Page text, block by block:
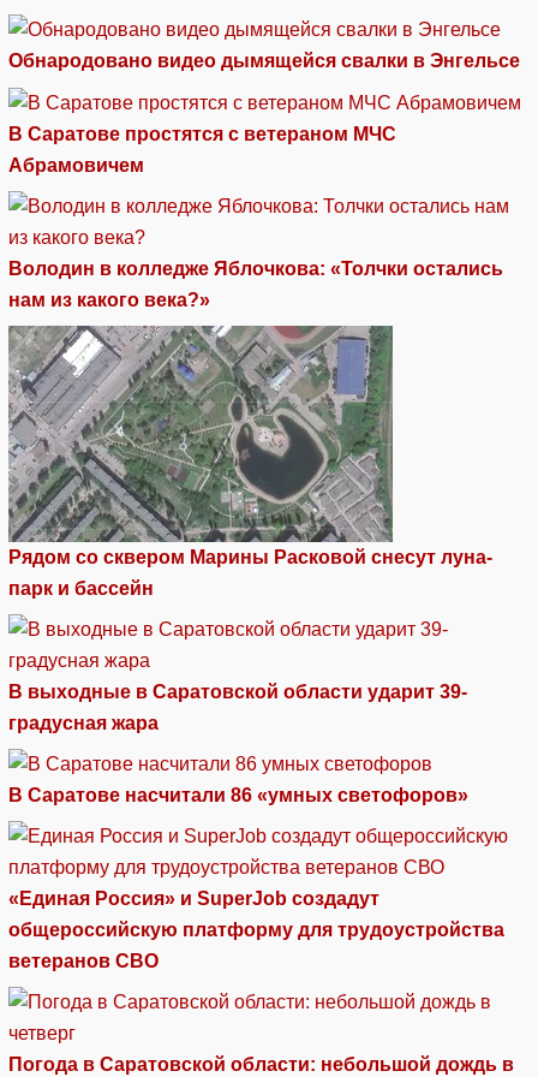
Обнародовано видео дымящейся свалки в Энгельсе
В Саратове простятся с ветераном МЧС
Абрамовичем
Володин в колледже Яблочкова: «Толчки остались
нам из какого века?»
Рядом со сквером Марины Расковой снесут луна-
парк и бассейн
В выходные в Саратовской области ударит 39-
градусная жара
В Саратове насчитали 86 «умных светофоров»
«Единая Россия» и SuperJob создадут
общероссийскую платформу для трудоустройства
ветеранов СВО
Погода в Саратовской области: небольшой дождь в